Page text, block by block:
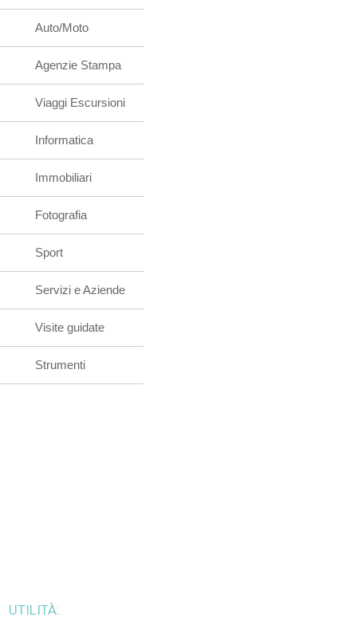
Auto/Moto
Agenzie Stampa
Viaggi Escursioni
Informatica
Immobiliari
Fotografia
Sport
Servizi e Aziende
Visite guidate
Strumenti
UTILITÀ: